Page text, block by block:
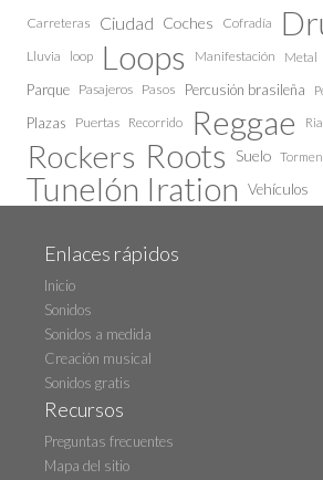
Carreteras Ciudad Coches Cofradía
Lluvia loop Loops Manifestación Metal
Parque Pasajeros Pasos Percusión brasileña
Plazas Puertas Recorrido Reggae
Rockers Roots Suelo
Tunelón Iration Vehículos
Enlaces rápidos
Inicio
Sonidos
Sonidos a medida
Creación musical
Sonidos gratis
Recursos
Preguntas frecuentes
Mapa del sitio